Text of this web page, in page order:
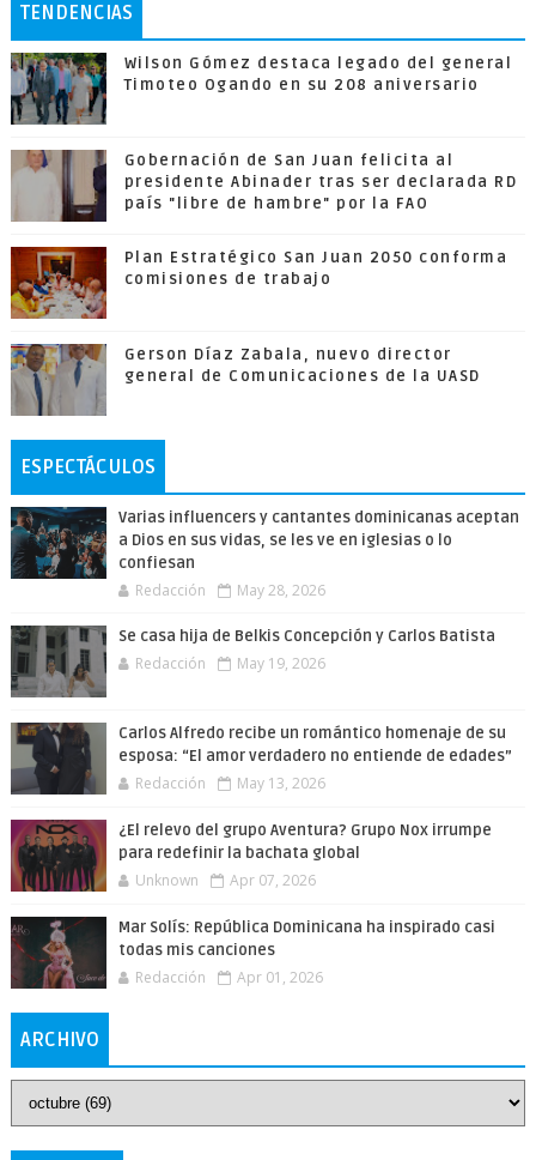
TENDENCIAS
Wilson Gómez destaca legado del general
Timoteo Ogando en su 208 aniversario
Gobernación de San Juan felicita al
presidente Abinader tras ser declarada RD
país "libre de hambre" por la FAO
Plan Estratégico San Juan 2050 conforma
comisiones de trabajo
Gerson Díaz Zabala, nuevo director
general de Comunicaciones de la UASD
ESPECTÁCULOS
Varias influencers y cantantes dominicanas aceptan
a Dios en sus vidas, se les ve en iglesias o lo
confiesan
Redacción May 28, 2026
Se casa hija de Belkis Concepción y Carlos Batista
Redacción May 19, 2026
Carlos Alfredo recibe un romántico homenaje de su
esposa: “El amor verdadero no entiende de edades”
Redacción May 13, 2026
¿El relevo del grupo Aventura? Grupo Nox irrumpe
para redefinir la bachata global
Unknown Apr 07, 2026
Mar Solís: República Dominicana ha inspirado casi
todas mis canciones
Redacción Apr 01, 2026
ARCHIVO